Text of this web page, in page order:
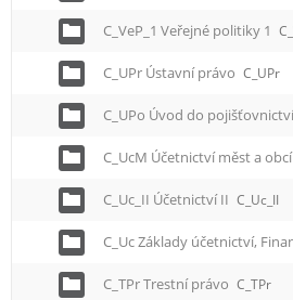
C_VeP_1 Veřejné politiky 1
C_UPr Ústavní právo C_UPr
C_UPo Úvod do
C_UcM Účetnictví měst a obcí
C_Uc_II Účetnictví II C_Uc_II
C_Uc Základy účetnictví,
C_TPr Trestní právo C_TPr